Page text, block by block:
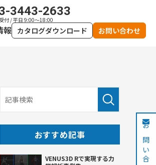
3443-2633
受付 / 平日 9:00～18:00
報 カタログダウンロード お問い合わせ
おすすめ記事
VENUS3D Rで実現する力